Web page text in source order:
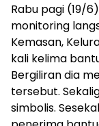
Rabu pagi (19/
monitoring
Kemasan,
kali kelima
Bergiliran dia
tersebut.
simbolis.